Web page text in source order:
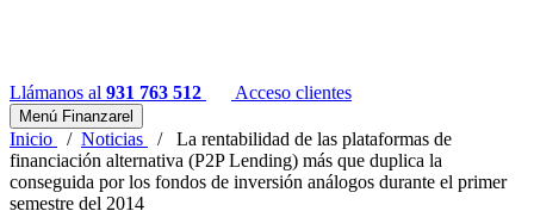
Llámanos al 931 763 512 Acceso clientes
Menú Finanzarel
Inicio / Noticias / La rentabilidad de las plataformas de
financiación alternativa (P2P Lending) más que duplica la
conseguida por los fondos de inversión análogos durante el primer
semestre del 2014